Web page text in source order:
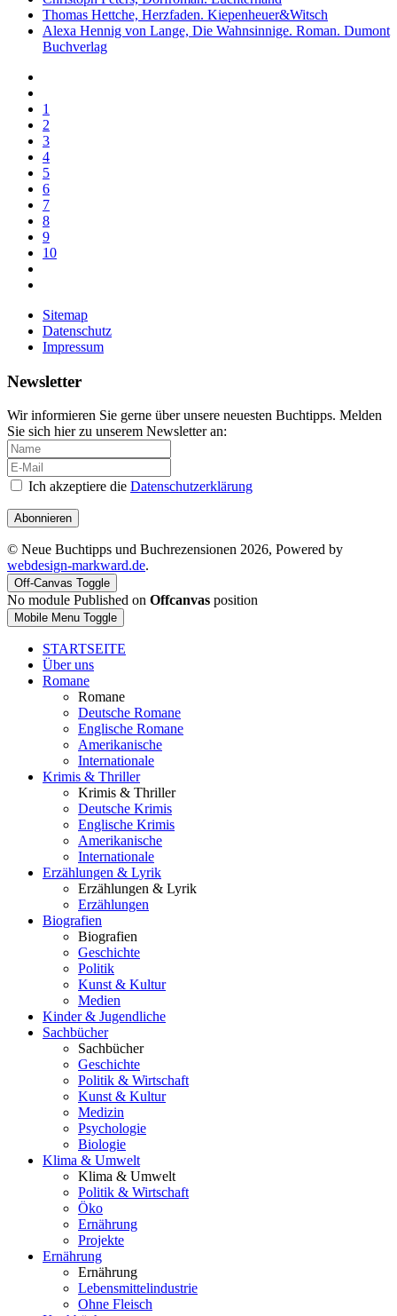
Thomas Hettche, Herzfaden. Kiepenheuer&Witsch
Alexa Hennig von Lange, Die Wahnsinnige. Roman. Dumont
Buchverlag
1
2
3
4
5
6
7
8
9
10
Sitemap
Datenschutz
Impressum
Newsletter
Wir informieren Sie gerne über unsere neuesten Buchtipps. Melden
Sie sich hier zu unserem Newsletter an:
Ich akzeptiere die Datenschutzerklärung
Abonnieren
© Neue Buchtipps und Buchrezensionen 2026, Powered by
webdesign-markward.de.
Off-Canvas Toggle
No module Published on Offcanvas position
Mobile Menu Toggle
STARTSEITE
Über uns
Romane
Romane
Deutsche Romane
Englische Romane
Amerikanische
Internationale
Krimis & Thriller
Krimis & Thriller
Deutsche Krimis
Englische Krimis
Amerikanische
Internationale
Erzählungen & Lyrik
Erzählungen & Lyrik
Erzählungen
Biografien
Biografien
Geschichte
Politik
Kunst & Kultur
Medien
Kinder & Jugendliche
Sachbücher
Sachbücher
Geschichte
Politik & Wirtschaft
Kunst & Kultur
Medizin
Psychologie
Biologie
Klima & Umwelt
Klima & Umwelt
Politik & Wirtschaft
Öko
Ernährung
Projekte
Ernährung
Ernährung
Lebensmittelindustrie
Ohne Fleisch